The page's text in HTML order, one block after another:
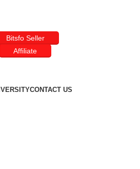
Bitsfo Seller
Affiliate
CONTACT US